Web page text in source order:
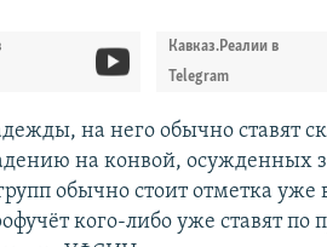
Кавказ.Реалии в
Telegram
на него обычно ставят
на конвой, осужденных
обычно стоит отметка уже
кого-либо уже ставят по